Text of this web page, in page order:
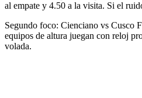
al empate y 4.50 a la visita. Si el
Segundo foco: Cienciano vs Cusco
equipos de altura juegan con reloj
volada.